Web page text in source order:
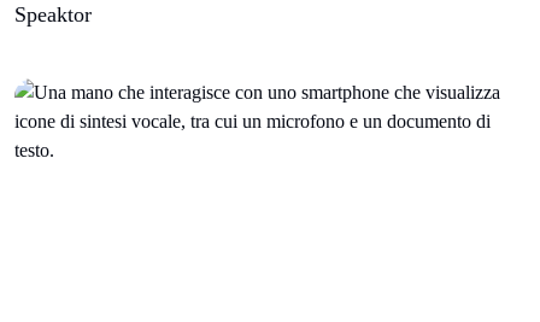
Speaktor